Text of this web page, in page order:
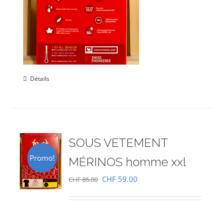
Détails
Promo!
SOUS VETEMENT
MÉRINOS homme xxl
CHF85.00 Le
initial
CHF 59.00
actuel